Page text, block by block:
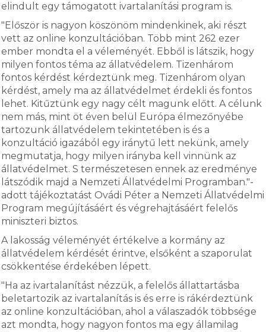
elindult egy támogatott ivartalanítási program is.
"Először is nagyon köszönöm mindenkinek, aki részt
vett az online konzultációban. Több mint 262 ezer
ember mondta el a véleményét. Ebből is látszik, hogy
milyen fontos téma az állatvédelem. Tizenhárom
fontos kérdést kérdeztünk meg. Tizenhárom olyan
kérdést, amely ma az állatvédelmet érdekli és fontos
lehet. Kitűztünk egy nagy célt magunk előtt. A célunk
nem más, mint öt éven belül Európa élmezőnyébe
tartozunk állatvédelem tekintetében is és a
konzultáció igazából egy iránytű lett nekünk, amely
megmutatja, hogy milyen irányba kell vinnünk az
állatvédelmet. S természetesen ennek az eredménye
látszódik majd a Nemzeti Állatvédelmi Programban."-
adott tájékoztatást Ovádi Péter a Nemzeti Állatvédelmi
Program megújításáért és végrehajtásáért felelős
miniszteri biztos.
A lakosság véleményét értékelve a kormány az
állatvédelem kérdését érintve, elsőként a szaporulat
csökkentése érdekében lépett.
"Ha az ivartalanítást nézzük, a felelős állattartásba
beletartozik az ivartalanítás is és erre is rákérdeztünk
az online konzultációban, ahol a válaszadók többsége
azt mondta, hogy nagyon fontos ma egy államilag